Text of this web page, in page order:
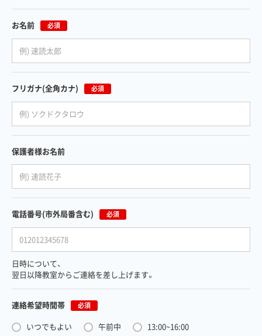
お名前 必須
フリガナ(全角カナ) 必須
保護者様お名前
電話番号(市外局番含む) 必須
日時について、
翌日以降教室からご連絡を差し上げます。
連絡希望時間帯 必須
いつでもよい 午前中
13:00~16:00